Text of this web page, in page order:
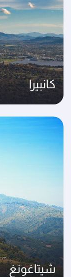
كانبيرا
شيتاغونغ